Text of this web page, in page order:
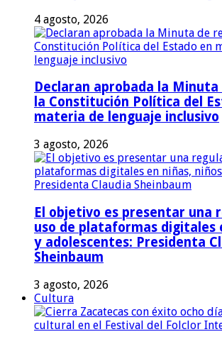
4 agosto, 2026
Declaran aprobada la
la Constitución Política del
materia de lenguaje inclusivo
3 agosto, 2026
El objetivo es presentar una
uso de plataformas digitales
y adolescentes: Presidenta
Sheinbaum
3 agosto, 2026
Cultura